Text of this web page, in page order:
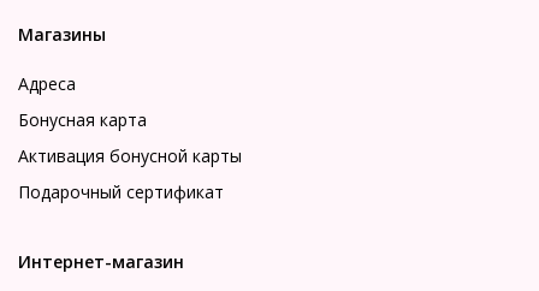
Магазины
Адреса
Бонусная карта
Активация бонусной карты
Подарочный сертификат
Интернет-магазин